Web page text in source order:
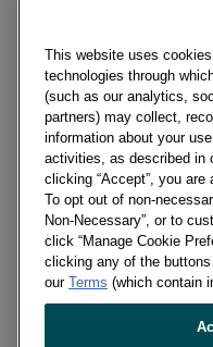
This website uses
technologies through
(such as our analytics,
partners) may collect,
information about your
activities, as described in
clicking “Accept”, you
To opt out of non-
Non-Necessary”, or to
click “Manage Cookie
clicking any of the
our Terms (which contain